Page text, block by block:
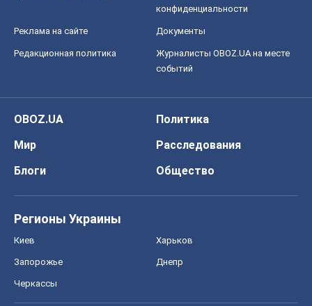
конфиденциальности
Реклама на сайте Документы
Редакционная политика
Журналисты OBOZ.UA на месте
событий
OBOZ.UA
Политика
Мир
Расследования
Блоги
Общество
Регионы Украины
Киев Харьков
Запорожье Днепр
Черкассы